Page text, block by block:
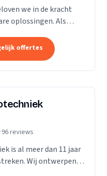
we in de kracht
oplossingen. Als
diensten aan
offertes
96 reviews
is al meer dan 11 jaar
Wij ontwerpen